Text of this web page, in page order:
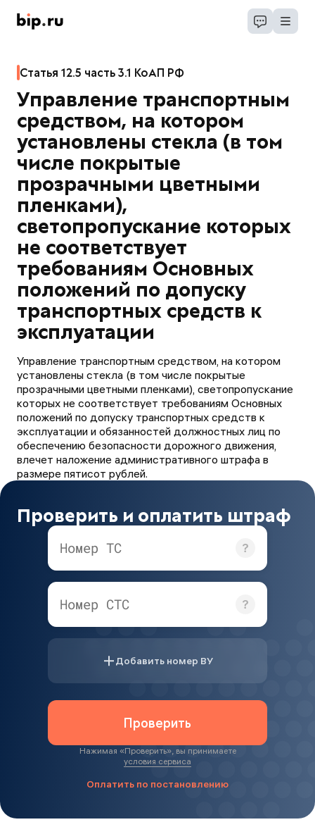
Статья 12.5 часть 3.1 КоАП РФ
Управление транспортным
средством, на котором
установлены стекла (в том
числе покрытые
прозрачными цветными
пленками),
светопропускание которых
не соответствует
требованиям Основных
положений по допуску
транспортных средств к
эксплуатации
Управление транспортным средством, на котором
установлены стекла (в том числе покрытые
прозрачными цветными пленками), светопропускание
которых не соответствует требованиям Основных
положений по допуску транспортных средств к
эксплуатации и обязанностей должностных лиц по
обеспечению безопасности дорожного движения,
влечет наложение административного штрафа в
размере пятисот рублей.
Проверить и оплатить штраф
Номер ТС
Номер СТС
Добавить номер ВУ
Проверить
Нажимая «Проверить», вы принимаете
условия сервиса
Оплатить по постановлению